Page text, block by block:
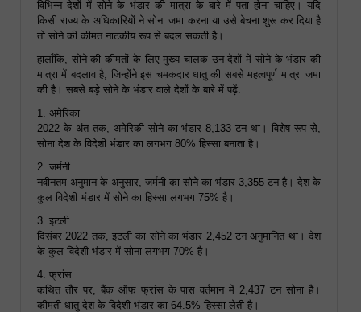
विभिन्न देशों में सोने के भंडार की मात्रा के बारे में पता होना चाहिए। यदि
किसी राज्य के अधिकारियों ने सोना जमा करना या उसे बेचना शुरू कर दिया है
तो सोने की कीमत नाटकीय रूप से बदल सकती है।
हालाँकि, सोने की कीमतों के लिए मुख्य चालक उन देशों में सोने के भंडार की
मात्रा में बदलाव है, जिन्होंने इस चमकदार धातु की सबसे महत्वपूर्ण मात्रा जमा
की है। सबसे बड़े सोने के भंडार वाले देशों के बारे में पढ़ें:
1. अमेरिका
2022 के अंत तक, अमेरिकी सोने का भंडार 8,133 टन था। विशेष रूप से,
सोना देश के विदेशी भंडार का लगभग 80% हिस्सा बनाता है।
2. जर्मनी
नवीनतम अनुमान के अनुसार, जर्मनी का सोने का भंडार 3,355 टन है। देश के
कुल विदेशी भंडार में सोने का हिस्सा लगभग 75% है।
3. इटली
दिसंबर 2022 तक, इटली का सोने का भंडार 2,452 टन अनुमानित था। देश
के कुल विदेशी भंडार में सोना लगभग 70% है।
4. फ्रांस
कथित तौर पर, बैंक ऑफ फ्रांस के पास वर्तमान में 2,437 टन सोना है।
कीमती धातु देश के विदेशी भंडार का 64.5% हिस्सा लेती है।